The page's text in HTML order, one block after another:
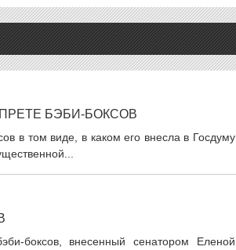
БЭБИ-БОКСОВ
в том виде, в каком его внесла в Госдуму
боксов, внесенный сенатором Еленой